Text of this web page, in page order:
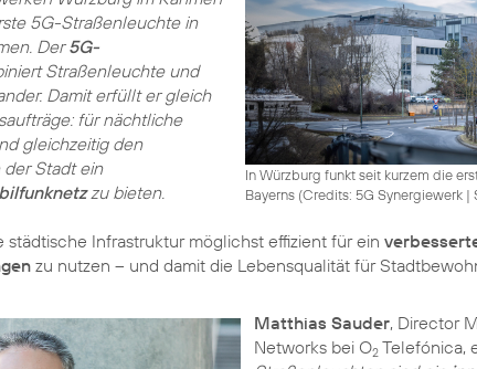
In Würzburg funkt seit kurzem die
Bayerns (Credits: 5G Synergiewerk |
5G-Straßenleuchte in
Der5G-
Straßenleuchte und
Damit erfüllt er gleich
für nächtliche
gleichzeitig den
Stadt ein
zu bieten.
städtische Infrastruktur möglichst effizient für ein
zu nutzen – und damit die Lebensqualität für
Matthias Sauder, Director
Networks bei O2Telefónica,